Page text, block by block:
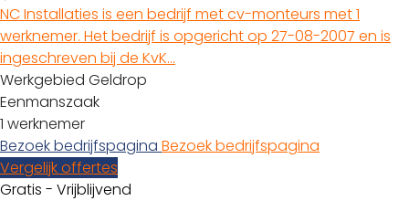
NC Installaties is een bedrijf met cv-monteurs met 1
werknemer. Het bedrijf is opgericht op 27-08-2007 en is
ingeschreven bij de KvK…
Werkgebied Geldrop
Eenmanszaak
1 werknemer
Bezoek bedrijfspagina Bezoek bedrijfspagina
Vergelijk offertes
Gratis - Vrijblijvend